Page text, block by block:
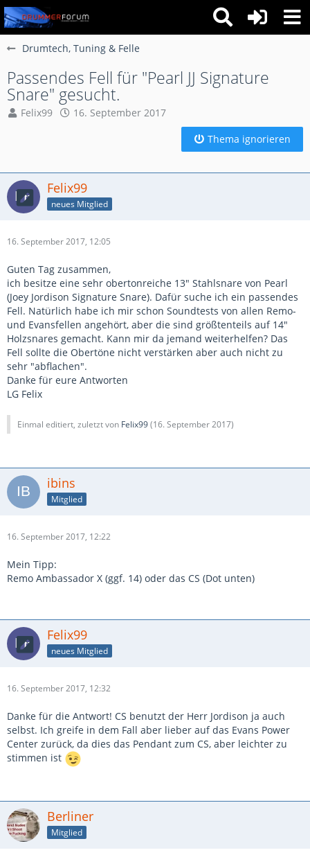
Drumtech, Tuning & Felle
Passendes Fell für "Pearl JJ Signature
Snare" gesucht.
Felix99
16. September 2017
Thema ignorieren
Felix99
neues Mitglied
16. September 2017, 12:05
Guten Tag zusammen,
ich besitze eine sehr obertonreiche 13" Stahlsnare von Pearl
(Joey Jordison Signature Snare). Dafür suche ich ein passendes
Fell. Natürlich habe ich mir schon Soundtests von allen Remo-
und Evansfellen angehört, aber die sind größtenteils auf 14"
Holzsnares gemacht. Kann mir da jemand weiterhelfen? Das
Fell sollte die Obertöne nicht verstärken aber auch nicht zu
sehr "abflachen".
Danke für eure Antworten
LG Felix
Einmal editiert, zuletzt von Felix99(16. September 2017)
ibins
Mitglied
16. September 2017, 12:22
Mein Tipp:
Remo Ambassador X (ggf. 14) oder das CS (Dot unten)
Felix99
neues Mitglied
16. September 2017, 12:32
Danke für die Antwort! CS benutzt der Herr Jordison ja auch
selbst. Ich greife in dem Fall aber lieber auf das Evans Power
Center zurück, da dies das Pendant zum CS, aber leichter zu
stimmen ist
Berliner
Mitglied